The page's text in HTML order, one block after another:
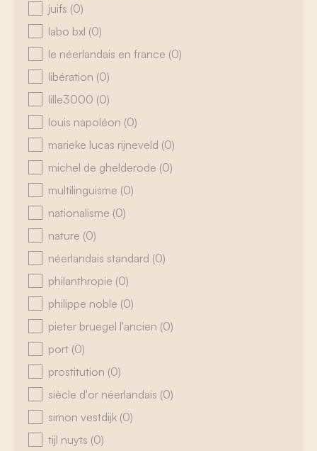
juifs (0)
labo bxl (0)
le néerlandais en france (0)
libération (0)
lille3000 (0)
louis napoléon (0)
marieke lucas rijneveld (0)
michel de ghelderode (0)
multilinguisme (0)
nationalisme (0)
nature (0)
néerlandais standard (0)
philanthropie (0)
philippe noble (0)
pieter bruegel l'ancien (0)
port (0)
prostitution (0)
siècle d'or néerlandais (0)
simon vestdijk (0)
tijl nuyts (0)